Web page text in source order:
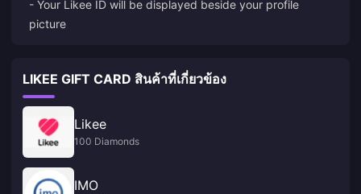
- Your Likee ID will be displayed beside your profile
picture
LIKEE GIFT CARD สินค้าที่เกี่ยวข้อง
Likee
100 Diamonds
IMO